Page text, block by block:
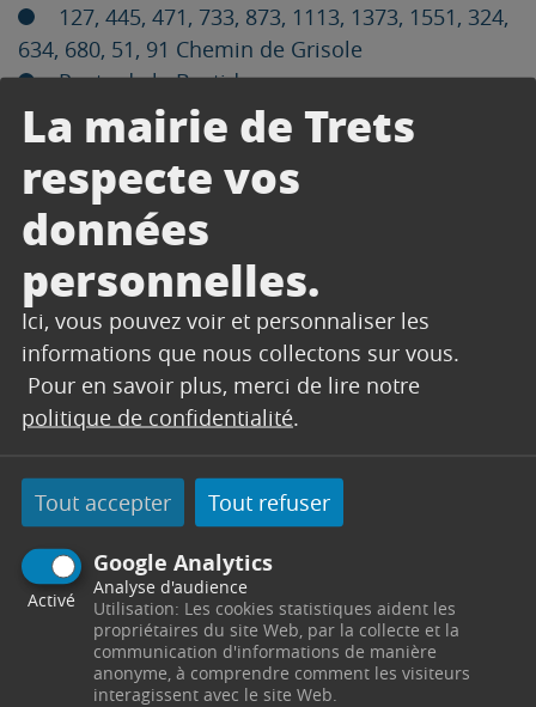
La mairie de Trets
respecte vos
données
personnelles.
Ici, vous pouvez voir et personnaliser les
informations que nous collectons sur vous.
Pour en savoir plus, merci de lire notre
politique de confidentialité.
Tout accepter Tout refuser
Google Analytics
Activé
Analyse d'audience
Utilisation: Les cookies statistiques aident les
propriétaires du site Web, par la collecte et la
communication d'informations de manière
anonyme, à comprendre comment les visiteurs
interagissent avec le site Web.
127, 445, 471, 733, 873, 1113, 1373, 1551, 324,
634, 680, 51, 91 Chemin de Grisole
Poste de la Bastide
Allée de la Gardi
3 chemin de Bendel
Quartier Domaine Grand Boise
Carraire des Templiers
Place des Colombes
Quartier Grisole
1709, 1828 chemin de Fond de Tuile
Domaine de la Boucharde
Chemin de Grisole
1 quartier la Boucharde
423, 789, 1397, 716A chemin de la Boucharde
Chemin de Bendel
Chemin de Valveine
CONTACT